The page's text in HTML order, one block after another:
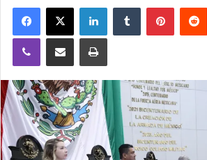
Facebook
X LinkedInTumblr Pinterest
Viber Compartir vía email Imprimir